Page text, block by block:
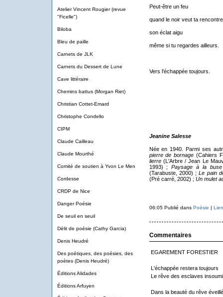
Atelier Vincent Rougier (revue
"Ficelle")
Biloba
Bleu de paille
Carnets de JLK
Carnets du Dessert de Lune
Cave littéraire
Chemins battus (Morgan Riet)
Christian Cottet-Emard
Christophe Condello
CIPM
Claude Cailleau
Claude Mourthé
Comité de soutien à Yvon Le Men
Cordesse
CRDP de Nice
Danger Poésie
De seuil en seuil
Délit de poésie (Cathy Garcia)
Denis Heudré
Des poétiques, des poésies, des
poètes (Denis Heudré)
Éditions Alidades
Éditions Arfuyen
Peut-être un feu
quand le noir veut ta
son éclat aigu
même si tu regardes ailleurs.
Vers l'échappée toujours.
Jeanine Salesse
Née en 1940. Parmi ses
pierre de bornage (Cahiers
lierre(L'Arbre / Jean Le
1993) ;Paysage à la buse
(Tarabuste, 2000) ;Le pain
(Pré carré, 2002) ; Un mulet
06:05 Publié dans Poésie |
Commentaires
EGAREMENT FORESTIER
L'échappée restera toujours
Le rêve des esclaves
Dans la beauté du rêve éveillé